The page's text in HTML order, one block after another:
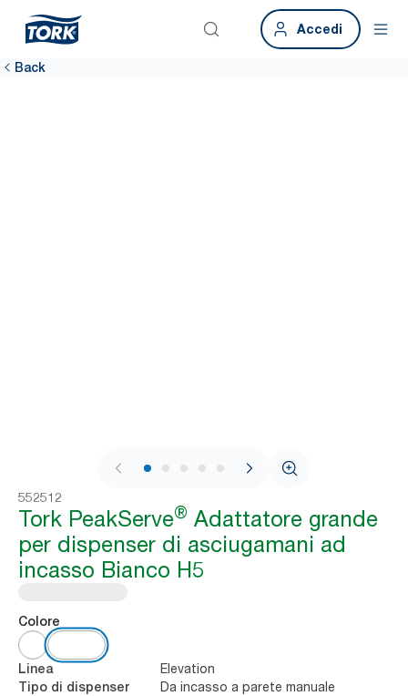
Accedi
Back
1 / 9
552512
Tork PeakServe® Adattatore grande
per dispenser di asciugamani ad
incasso Bianco H5
Colore
Linea Elevation
Tipo di dispenser Da incasso a parete manuale